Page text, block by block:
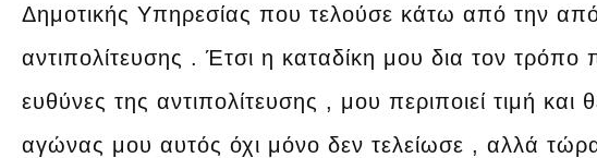
Δημοτικής Υπηρεσίας που τελούσε κάτω από την
αντιπολίτευσης . Έτσι η καταδίκη μου δια τον τρόπο
ευθύνες της αντιπολίτευσης , μου περιποιεί τιμή
αγώνας μου αυτός όχι μόνο δεν τελείωσε , αλλά